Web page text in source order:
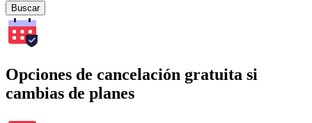
Buscar
Opciones de cancelación gratuita si
cambias de planes